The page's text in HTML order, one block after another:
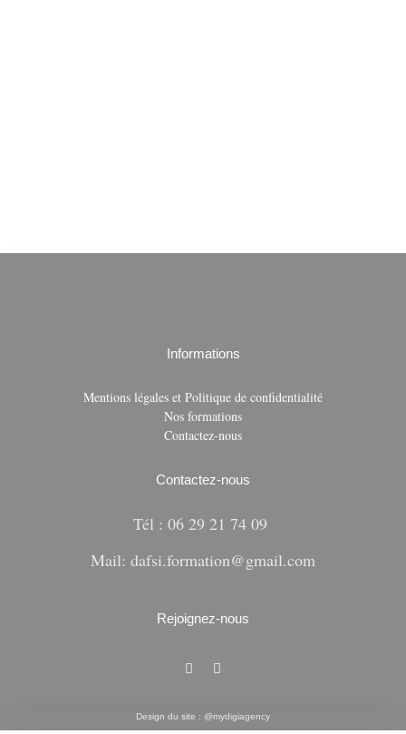
Informations
Mentions légales et Politique de confidentialité
Nos formations
Contactez-nous
Contactez-nous
Tél : 06 29 21 74 09
Mail: dafsi.formation@gmail.com
Rejoignez-nous
Design du site : @mydigiagency